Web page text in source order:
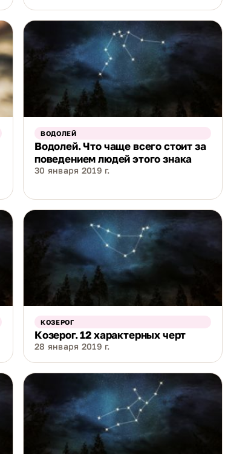
ВОДОЛЕЙ
Водолей. Что чаще всего стоит за
поведением людей этого знака
30 января 2019 г.
КОЗЕРОГ
Козерог. 12 характерных черт
28 января 2019 г.